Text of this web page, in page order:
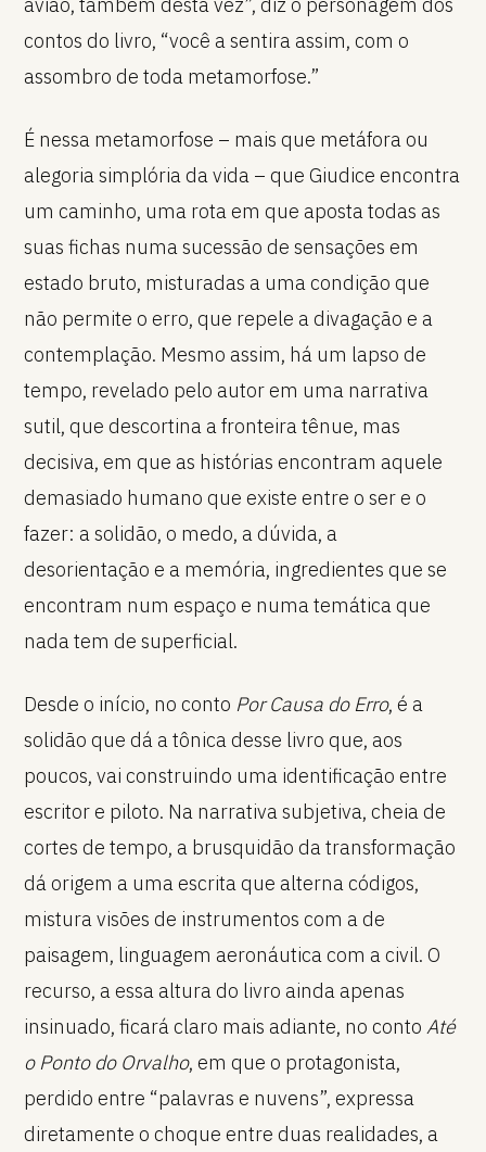
contos do livro, “você a sentira assim, com o
assombro de toda metamorfose.”
É nessa metamorfose – mais que metáfora ou
alegoria simplória da vida – que Giudice encontra
um caminho, uma rota em que aposta todas as
suas fichas numa sucessão de sensações em
estado bruto, misturadas a uma condição que
não permite o erro, que repele a divagação e a
contemplação. Mesmo assim, há um lapso de
tempo, revelado pelo autor em uma narrativa
sutil, que descortina a fronteira tênue, mas
decisiva, em que as histórias encontram aquele
demasiado humano que existe entre o ser e o
fazer: a solidão, o medo, a dúvida, a
desorientação e a memória, ingredientes que se
encontram num espaço e numa temática que
nada tem de superficial.
Desde o início, no conto Por Causa do Erro, é a
solidão que dá a tônica desse livro que, aos
poucos, vai construindo uma identificação entre
escritor e piloto. Na narrativa subjetiva, cheia de
cortes de tempo, a brusquidão da transformação
dá origem a uma escrita que alterna códigos,
mistura visões de instrumentos com a de
paisagem, linguagem aeronáutica com a civil. O
recurso, a essa altura do livro ainda apenas
insinuado, ficará claro mais adiante, no conto Até
o Ponto do Orvalho, em que o protagonista,
perdido entre “palavras e nuvens”, expressa
diretamente o choque entre duas realidades, a